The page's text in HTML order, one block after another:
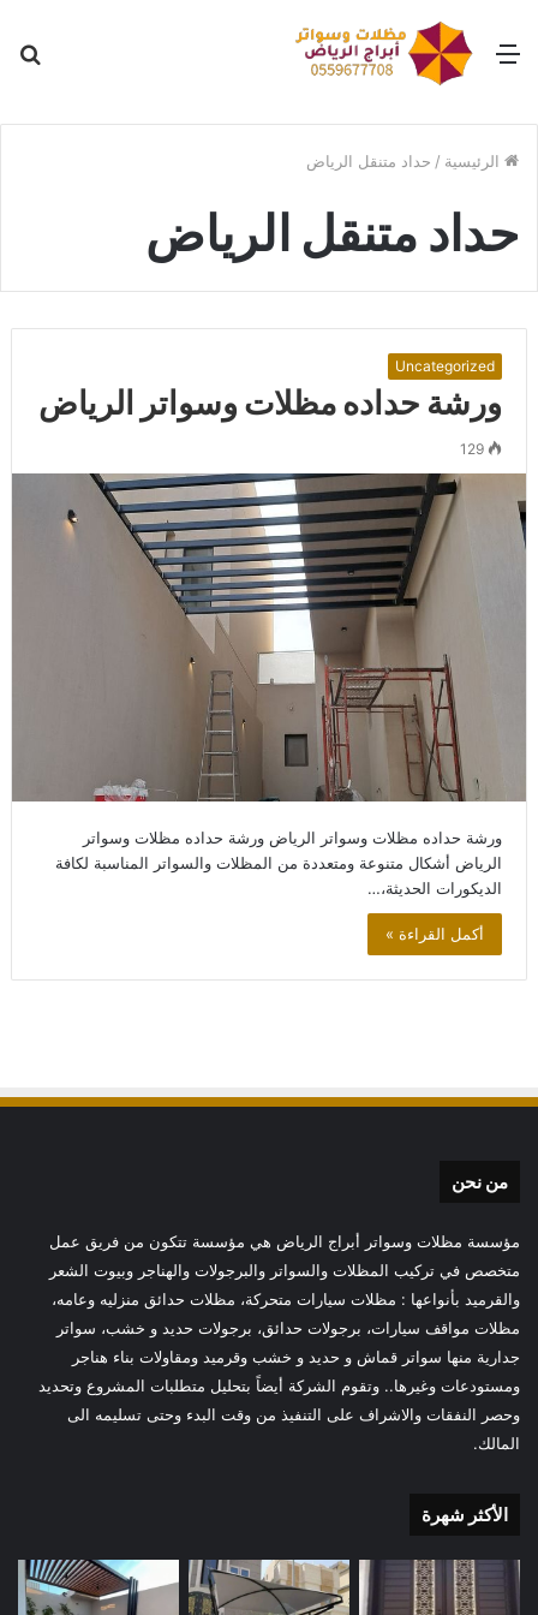
القائمة
الرئيسية / حداد متنقل الرياض
حداد متنقل الرياض
Uncategorized
ورشة حداده مظلات وسواتر الرياض
129
ورشة حداده مظلات وسواتر الرياض ورشة حداده مظلات وسواتر
الرياض أشكال متنوعة ومتعددة من المظلات والسواتر المناسبة لكافة
الديكورات الحديثة،…
أكمل القراءة »
من نحن
مؤسسة مظلات وسواتر أبراج الرياض هي مؤسسة تتكون من فريق عمل
متخصص في تركيب المظلات والسواتر والبرجولات والهناجر وبيوت الشعر
والقرميد بأنواعها : مظلات سيارات متحركة، مظلات حدائق منزليه وعامه،
مظلات مواقف سيارات، برجولات حدائق، برجولات حديد و خشب، سواتر
جدارية منها سواتر قماش و حديد و خشب وقرميد ومقاولات بناء هناجر
ومستودعات وغيرها.. وتقوم الشركة أيضاً بتحليل متطلبات المشروع وتحديد
وحصر النفقات والاشراف على التنفيذ من وقت البدء وحتى تسليمه الى
المالك.
الأكثر شهرة